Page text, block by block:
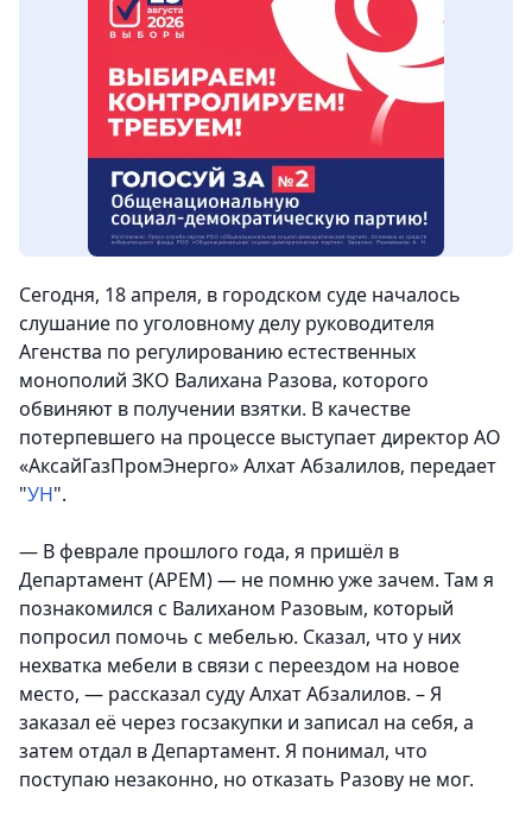
Сегодня, 18 апреля, в городском суде началось
слушание по уголовному делу руководителя
Агенства по регулированию естественных
монополий ЗКО Валихана Разова, которого
обвиняют в получении взятки. В качестве
потерпевшего на процессе выступает директор АО
«АксайГазПромЭнерго» Алхат Абзалилов, передает
"УН".
— В феврале прошлого года, я пришёл в
Департамент (АРЕМ) — не помню уже зачем. Там я
познакомился с Валиханом Разовым, который
попросил помочь с мебелью. Сказал, что у них
нехватка мебели в связи с переездом на новое
место, — рассказал суду Алхат Абзалилов. – Я
заказал её через госзакупки и записал на себя, а
затем отдал в Департамент. Я понимал, что
поступаю незаконно, но отказать Разову не мог.